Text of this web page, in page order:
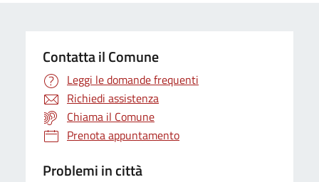
Contatta il Comune
Leggi le domande frequenti
Richiedi assistenza
Chiama il Comune
Prenota appuntamento
Problemi in città